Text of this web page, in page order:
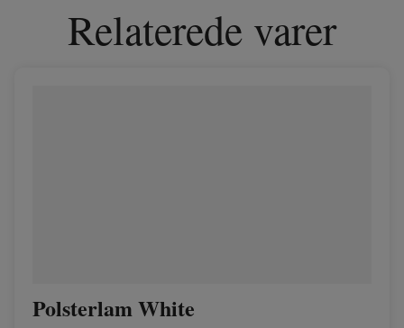
Relaterede varer
Polsterlam White